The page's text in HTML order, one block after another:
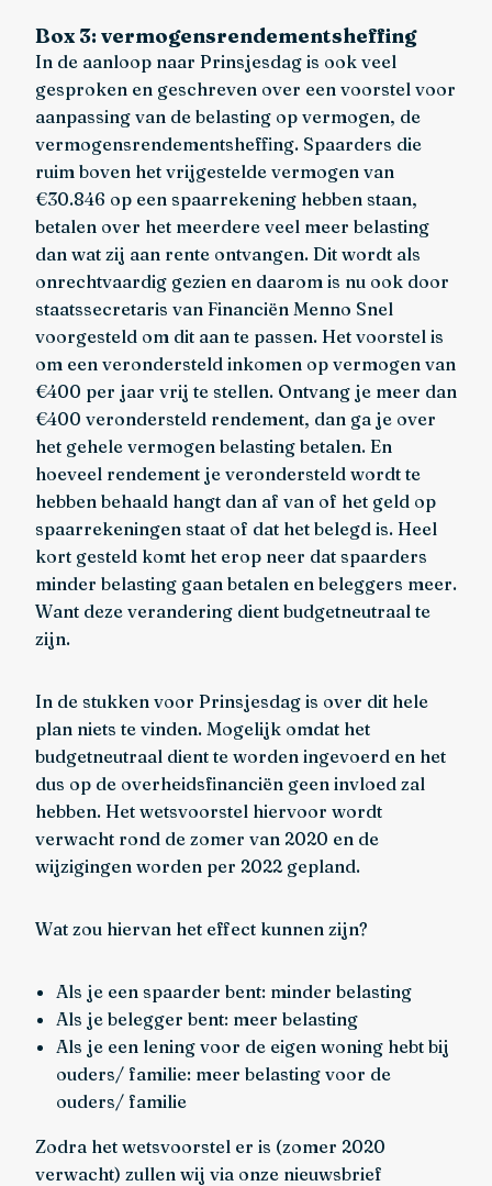
Box 3: vermogensrendementsheffing
In de aanloop naar Prinsjesdag is ook veel
gesproken en geschreven over een voorstel voor
aanpassing van de belasting op vermogen, de
vermogensrendementsheffing. Spaarders die
ruim boven het vrijgestelde vermogen van
€30.846 op een spaarrekening hebben staan,
betalen over het meerdere veel meer belasting
dan wat zij aan rente ontvangen. Dit wordt als
onrechtvaardig gezien en daarom is nu ook door
staatssecretaris van Financiën Menno Snel
voorgesteld om dit aan te passen. Het voorstel is
om een verondersteld inkomen op vermogen van
€400 per jaar vrij te stellen. Ontvang je meer dan
€400 verondersteld rendement, dan ga je over
het gehele vermogen belasting betalen. En
hoeveel rendement je verondersteld wordt te
hebben behaald hangt dan af van of het geld op
spaarrekeningen staat of dat het belegd is. Heel
kort gesteld komt het erop neer dat spaarders
minder belasting gaan betalen en beleggers meer.
Want deze verandering dient budgetneutraal te
zijn.
In de stukken voor Prinsjesdag is over dit hele
plan niets te vinden. Mogelijk omdat het
budgetneutraal dient te worden ingevoerd en het
dus op de overheidsfinanciën geen invloed zal
hebben. Het wetsvoorstel hiervoor wordt
verwacht rond de zomer van 2020 en de
wijzigingen worden per 2022 gepland.
Wat zou hiervan het effect kunnen zijn?
Als je een spaarder bent: minder belasting
Als je belegger bent: meer belasting
Als je een lening voor de eigen woning hebt bij
ouders/ familie: meer belasting voor de
ouders/ familie
Zodra het wetsvoorstel er is (zomer 2020
verwacht) zullen wij via onze nieuwsbrief